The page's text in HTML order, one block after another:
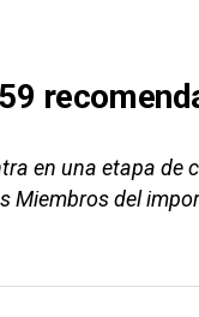
en una etapa
Miembros del